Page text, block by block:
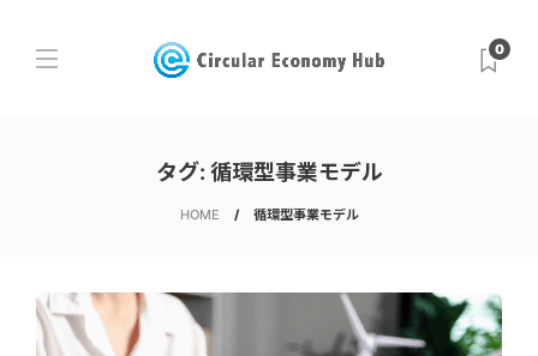
0
タグ: 循環型事業モデル
HOME 循環型事業モデル